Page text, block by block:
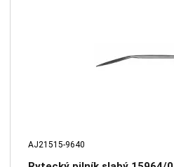
AJ21515-9640